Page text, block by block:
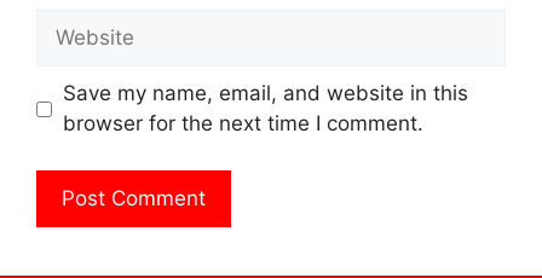
Website
Save my name, email, and website in this
browser for the next time I comment.